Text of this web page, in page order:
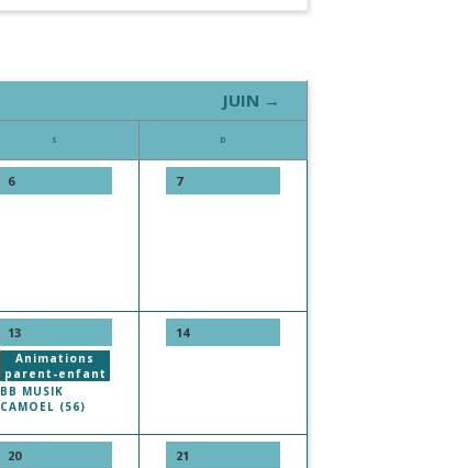
JUIN →
S D
6 7
13
Animations
parent-enfant
BB MUSIK
CAMOEL (56)
14
20 21